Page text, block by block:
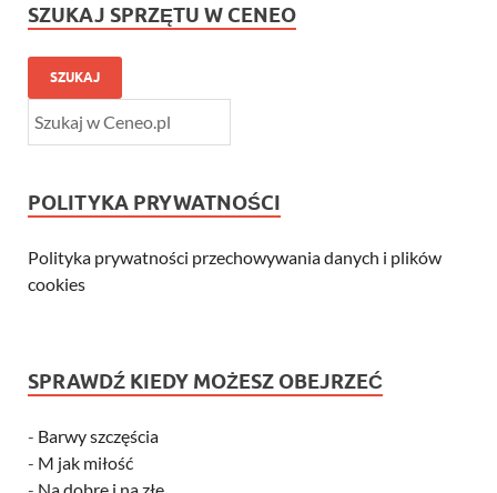
SZUKAJ SPRZĘTU W CENEO
SZUKAJ
POLITYKA PRYWATNOŚCI
Polityka prywatności przechowywania danych i plików
cookies
SPRAWDŹ KIEDY MOŻESZ OBEJRZEĆ
- Barwy szczęścia
- M jak miłość